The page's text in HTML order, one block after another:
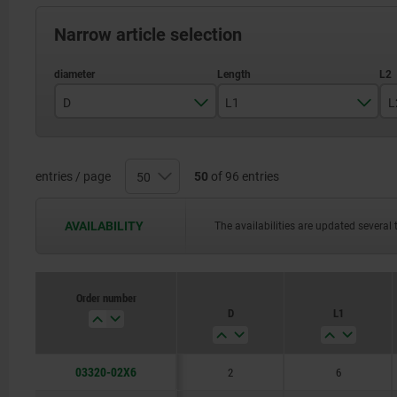
Narrow article selection
D
2
2,5
4
6
L1
8
entries / page 50 of 96 entries
AVAILABILITY The availabilities are updated
Order number
D
L1
03320-02X6 2 6